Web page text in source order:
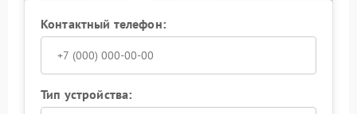
Контактный телефон:
Тип устройства: